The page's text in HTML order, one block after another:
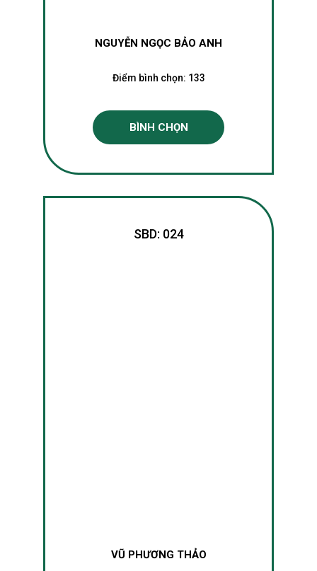
NGUYỄN NGỌC BẢO ANH
Điểm bình chọn: 133
BÌNH CHỌN
SBD: 024
VŨ PHƯƠNG THẢO